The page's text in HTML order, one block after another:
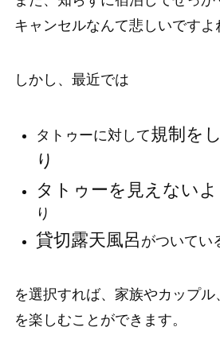
キャンセルなんて悲しいですよ
しかし、最近では
タトゥーに対して規制を
り
タトゥーを見えない
り
貸切露天風呂 がついてい
を選択すれば、家族やカップ
を楽しむことができます。